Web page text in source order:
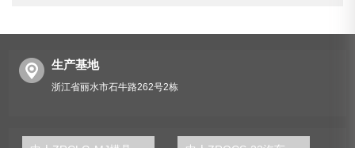
生产基地
浙江省丽水市石牛路262号2栋